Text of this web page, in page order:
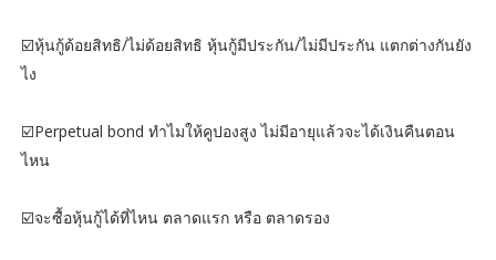
☑️หุ้นกู้ด้อยสิทธิ/ไม่ด้อยสิทธิ หุ้นกู้มีประกัน/ไม่มีประกัน แตกต่างกันยัง
ไง
☑️Perpetual bond ทำไมให้คูปองสูง ไม่มีอายุแล้วจะได้เงินคืนตอน
ไหน
☑️จะซื้อหุ้นกู้ได้ที่ไหน ตลาดแรก หรือ ตลาดรอง